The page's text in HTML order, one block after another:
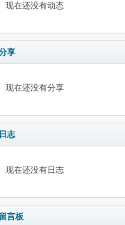
现在还没有动态
享
现在还没有分享
日志
现在还没有日志
留言板